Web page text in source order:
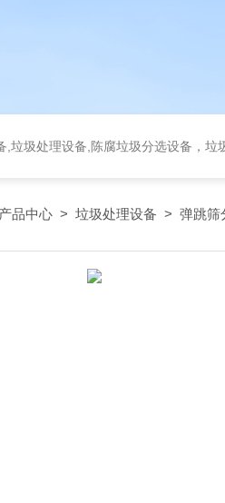
,垃圾处理设备,陈腐垃圾分选设备，垃
产品中心 > 垃圾处理设备 > 弹跳筛